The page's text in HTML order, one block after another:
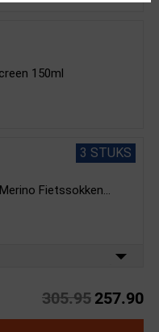
150ml
3 STUKS
Fietssokken...
305.95 257.90